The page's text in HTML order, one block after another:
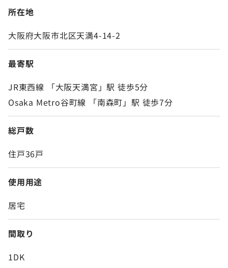
所在地
大阪府大阪市北区天満4-14-2
最寄駅
JR東西線 「大阪天満宮」駅 徒歩5分
Osaka Metro谷町線 「南森町」駅 徒歩7分
総戸数
住戸36戸
使用用途
居宅
間取り
1DK